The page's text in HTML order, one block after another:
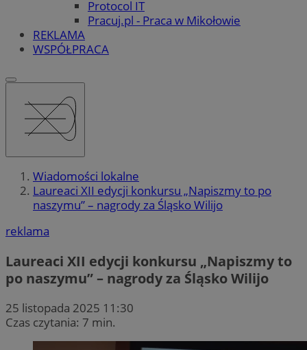
Protocol IT
Pracuj.pl - Praca w Mikołowie
REKLAMA
WSPÓŁPRACA
Wiadomości lokalne
Laureaci XII edycji konkursu „Napiszmy to po
naszymu” – nagrody za Śląsko Wilijo
reklama
Laureaci XII edycji konkursu „Napiszmy to
po naszymu” – nagrody za Śląsko Wilijo
25 listopada 2025 11:30
Czas czytania: 7 min.